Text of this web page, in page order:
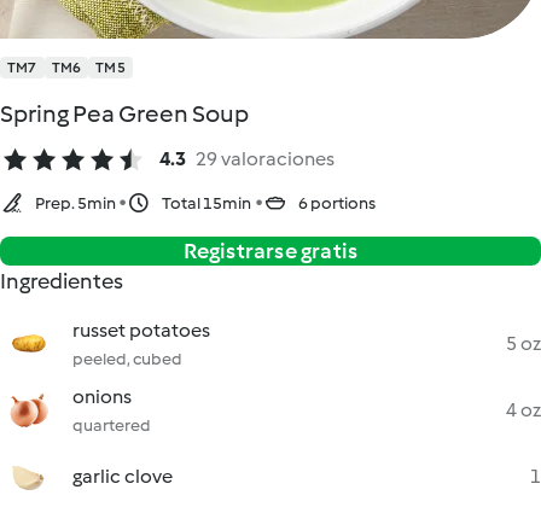
TM7 TM6 TM5
Spring Pea Green Soup
4.3 29 valoraciones
Prep. 5min Total 15min 6 portions
Registrarse gratis
Ingredientes
russet potatoes
peeled, cubed
5 oz
onions
quartered
4 oz
garlic clove 1